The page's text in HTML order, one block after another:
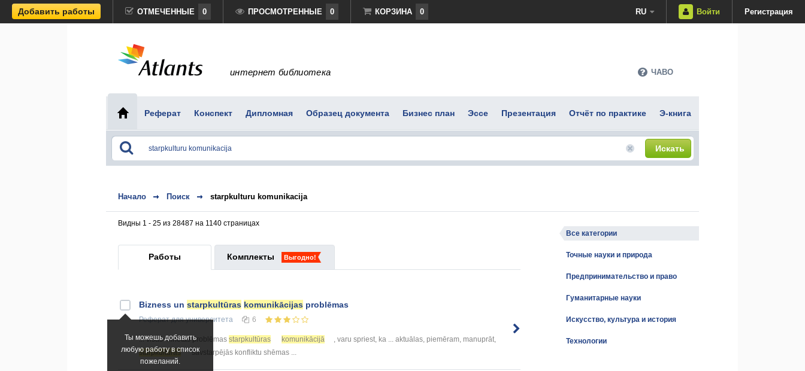
Добавить работы ОТМЕЧЕННЫЕ 0 ПРОСМОТРЕННЫЕ 0 КОРЗИНА 0 RU Войти Регистрация
интернет библиотека ЧАВО
Реферат Конспект Дипломная Образец документа Бизнес план Эссе Презентация Отчёт по практике Э-книга
Искать
Начало Поиск starpkulturu komunikacija
Видны 1 - 25 из 28487 на 1140 страницах
Работы Комплекты Выгодно!
Ты можешь добавить
любую работу в список
пожеланий.
Bizness un starpkultūras komunikācijas problēmas
Рефератдля университета 6
... visas minētās problēmas starpkultūras komunikācijā
, varu spriest, ka ... aktuālas, piemēram, manuprāt,
starpkultūras
savstarpējās konfliktu shēmas ...
Все категории
Точные науки и природа
Предпринимательство и право
Гуманитарные науки
Искусство, культура и история
Технологии